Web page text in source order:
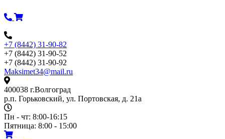
к
+7 (8442) 31-90-82
+7 (8442) 31-90-52
+7 (8442) 31-90-92
Maksimet34@mail.ru
400038 г.Волгоград
р.п. Горьковский, ул. Портовская, д. 21а
Пн - чт: 8:00-16:15
Пятница: 8:00 - 15:00